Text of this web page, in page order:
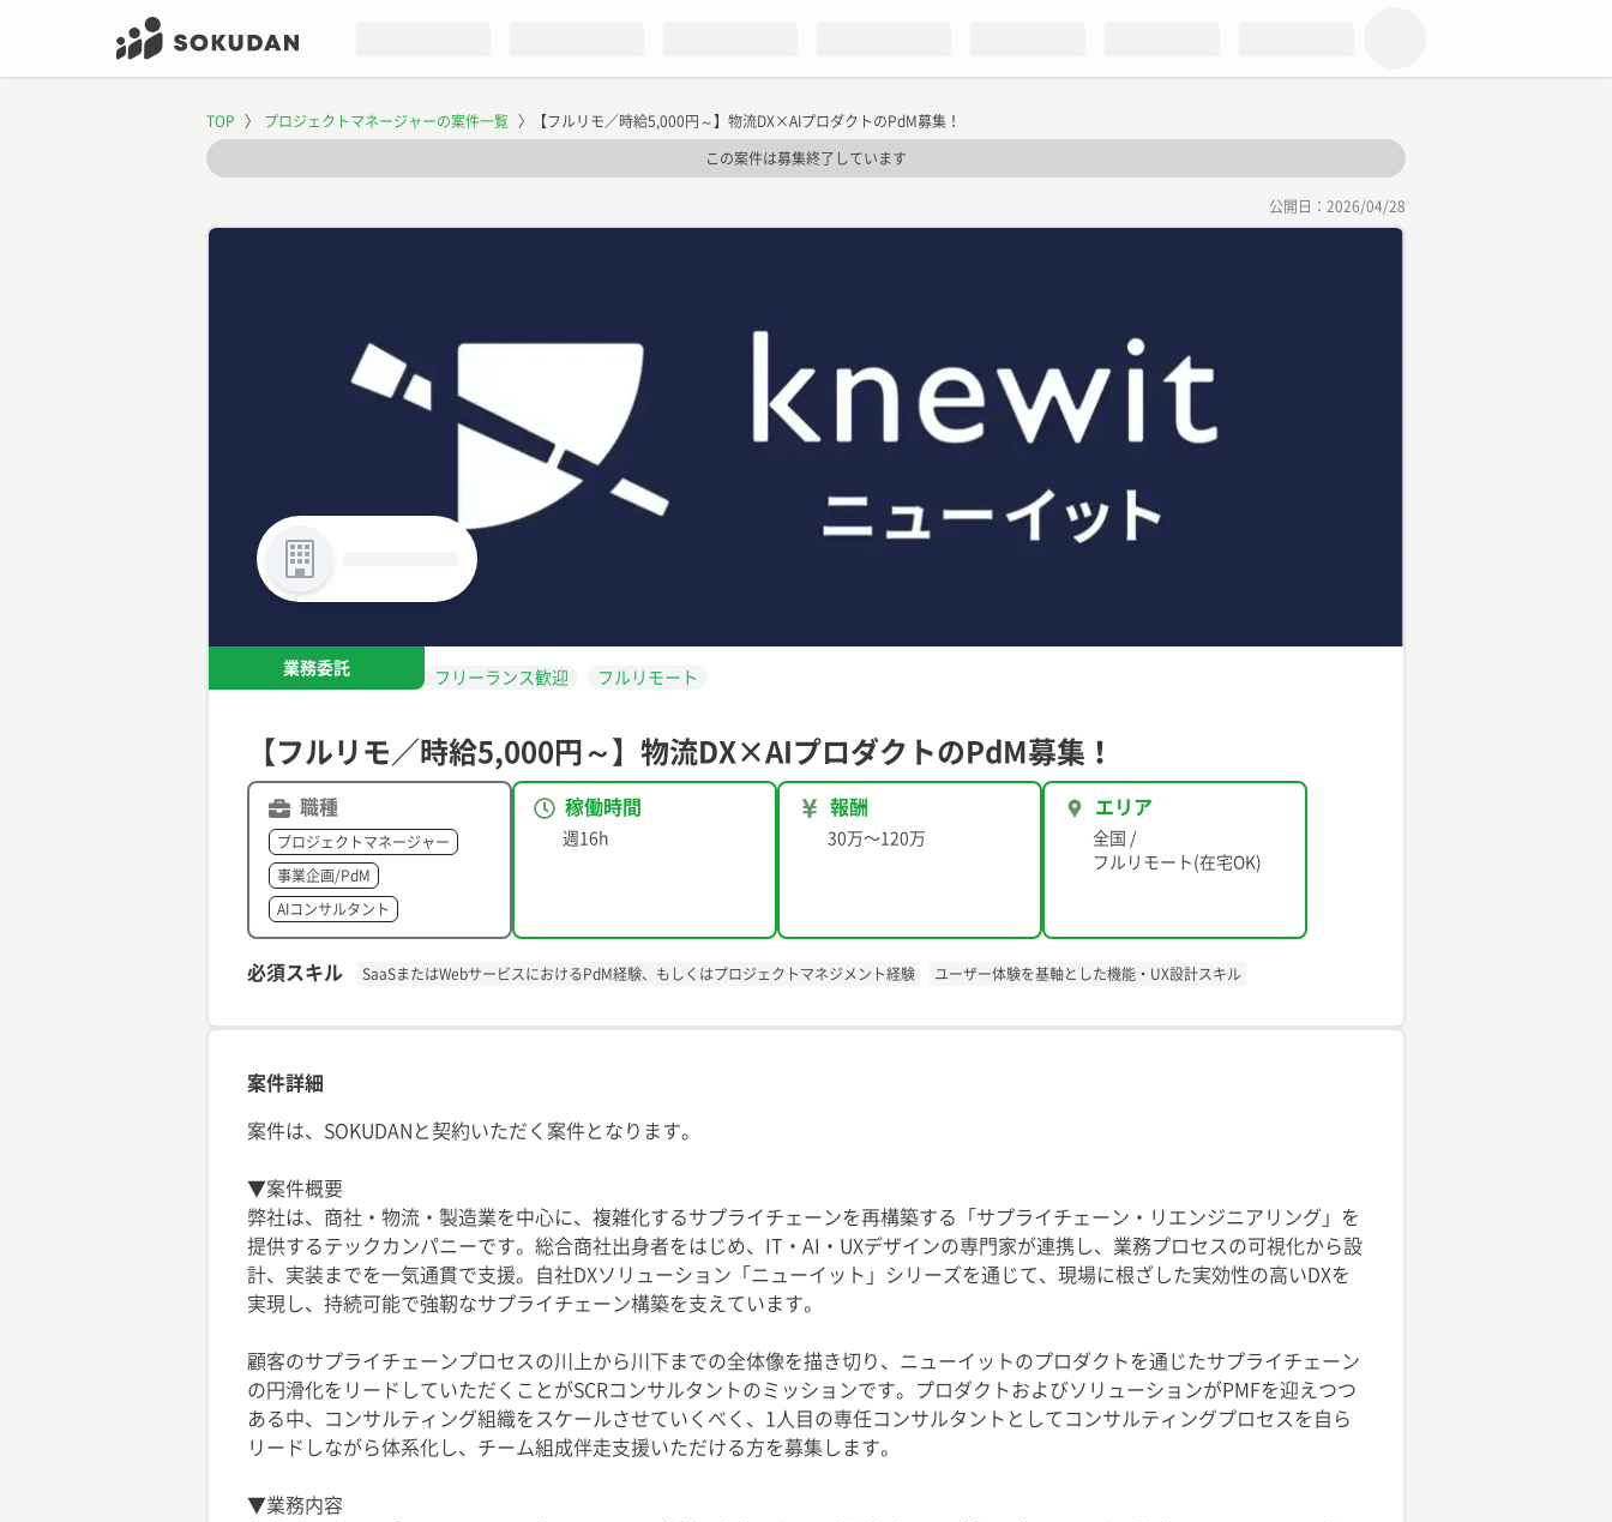
TOP 〉 プロジェクトマネージャーの案件一覧 〉 【フルリモ／時給5,000円～】物流DX×AIプロダクトのPdM募集！
この案件は募集終了しています
公開日： 2026/04/28
業務委託
フリーランス歓迎 フルリモート
【フルリモ／時給5,000円～】物流DX×AIプロダクトのPdM募集！
職種
プロジェクトマネージャー
事業企画/PdM
AIコンサルタント
稼働時間
週16h
報酬
30万〜120万
エリア
全国 /
フルリモート(在宅OK)
必須スキル SaaSまたはWebサービスにおけるPdM経験、もしくはプロジェクトマネジメント経験 ユーザー体験を基軸とした機能・UX設計スキル
案件詳細
案件は、SOKUDANと契約いただく案件となります。
▼案件概要
弊社は、商社・物流・製造業を中心に、複雑化するサプライチェーンを再構築する「サプライチェーン・リエンジニアリング」を
提供するテックカンパニーです。総合商社出身者をはじめ、IT・AI・UXデザインの専門家が連携し、業務プロセスの可視化から設
計、実装までを一気通貫で支援。自社DXソリューション「ニューイット」シリーズを通じて、現場に根ざした実効性の高いDXを
実現し、持続可能で強靭なサプライチェーン構築を支えています。
顧客のサプライチェーンプロセスの川上から川下までの全体像を描き切り、ニューイットのプロダクトを通じたサプライチェーン
の円滑化をリードしていただくことがSCRコンサルタントのミッションです。プロダクトおよびソリューションがPMFを迎えつつ
ある中、コンサルティング組織をスケールさせていくべく、1人目の専任コンサルタントとしてコンサルティングプロセスを自ら
リードしながら体系化し、チーム組成伴走支援いただける方を募集します。
▼業務内容